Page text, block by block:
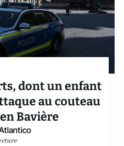
dont un enfant
au couteau
Bavière